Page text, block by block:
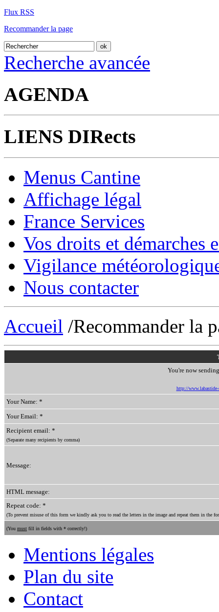
Flux RSS
Recommander la page
Recherche avancée
AGENDA
LIENS DIRects
Menus Cantine
Affichage légal
France Services
Vos droits et démarches
Vigilance
Nous contacter
Accueil /Recommander la
You're now
http://
Your Name: *
Your Email: *
Recipient email: *
(Separate many recipients by comma)
Message:
HTML message:
Repeat code: *
(To prevent misuse of this form we kindly ask you to read the letters in the image and repeat them in the
(You must fill in fields with * correctly!)
Mentions légales
Plan du site
Contact